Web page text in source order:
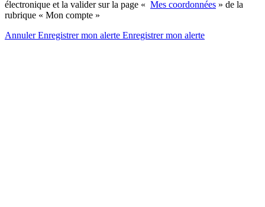
électronique et la valider sur la page « Mes coordonnées » de la
rubrique « Mon compte »
AnnulerEnregistrer mon alerte Enregistrermon alerte